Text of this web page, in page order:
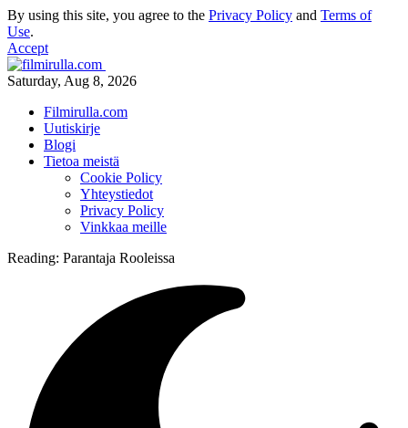
By using this site, you agree to the Privacy Policy and Terms of
Use.
Accept
Saturday, Aug 8, 2026
Filmirulla.com
Uutiskirje
Blogi
Tietoa meistä
Cookie Policy
Yhteystiedot
Privacy Policy
Vinkkaa meille
Reading: Parantaja Rooleissa